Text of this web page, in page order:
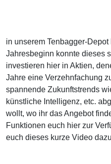
in unserem Tenbagger-
Jahresbeginn konnte dieses
investieren hier in Aktien,
Jahre eine Verzehnfachung
spannende Zukunftstrends
künstliche Intelligenz, etc.
wollt, wo ihr das Angebot
Funktionen euch hier zur
euch dieses kurze Video